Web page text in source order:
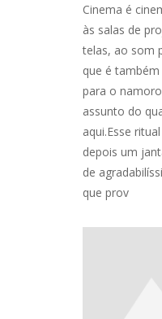
Cinema é
às salas de
telas, ao som
que é
para o
assunto do
aqui.Esse
depois um
de
que prov